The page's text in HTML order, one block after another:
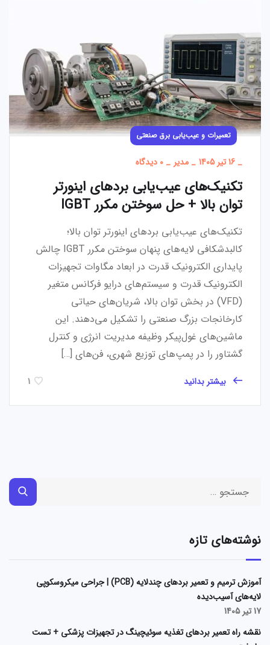
تعمیرات و عیب‌یابی برق صنعتی
_ 16 تیر 1405 _ مدیر _ 0 دیدگاه
تکنیک‌های عیب‌یابی بردهای اینورتر
توان بالا + حل سوختن مکرر IGBT
تکنیک‌های عیب‌یابی بردهای اینورتر توان بالا؛
کالبدشکافی لایه‌های پنهان سوختن مکرر IGBT چالش
پایداری الکترونیک قدرت در ابعاد مگاوات تجهیزات
الکترونیک قدرت و سیستم‌های درایو فرکانس متغیر
(VFD) در بخش توان بالا، شریان‌های حیاتی
کارخانجات بزرگ صنعتی را تشکیل می‌دهند. این
ماشین‌های غول‌پیکر وظیفه مدیریت انرژی و کنترل
گشتاور را در پمپ‌های توزیع شهری، فن‌های […]
بیشتر بدانید 1
نوشته‌های تازه
آموزش ترمیم و تعمیر بردهای چندلایه (PCB) | جراحی میکروسکوپی
لایه‌های آسیب‌دیده
17 تیر 1405
نقشه راه تعمیر بردهای تغذیه سوئیچینگ در تجهیزات پزشکی + تست